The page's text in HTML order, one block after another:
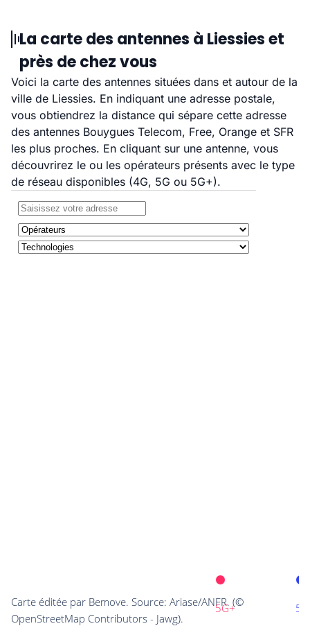
La carte des antennes à Liessies et
près de chez vous
Voici la carte des antennes situées dans et autour de la
ville de Liessies. En indiquant une adresse postale,
vous obtiendrez la distance qui sépare cette adresse
des antennes Bouygues Telecom, Free, Orange et SFR
les plus proches. En cliquant sur une antenne, vous
découvrirez le ou les opérateurs présents avec le type
de réseau disponibles (4G, 5G ou 5G+).